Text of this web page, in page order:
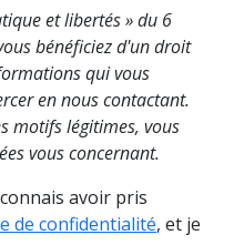
et libertés » du 6
bénéficiez d'un droit
qui vous
en nous contactant.
motifs légitimes, vous
vous concernant.
avoir pris
de confidentialité, et je